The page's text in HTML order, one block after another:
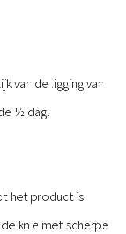
van de ligging van
½ dag.
het product is
knie met scherpe